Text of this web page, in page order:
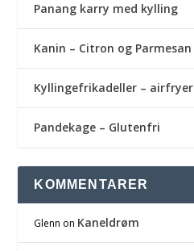
Panang karry med kylling
Kanin – Citron og Parmesan
Kyllingefrikadeller – airfryer
Pandekage – Glutenfri
KOMMENTARER
Glenn on Kaneldrøm